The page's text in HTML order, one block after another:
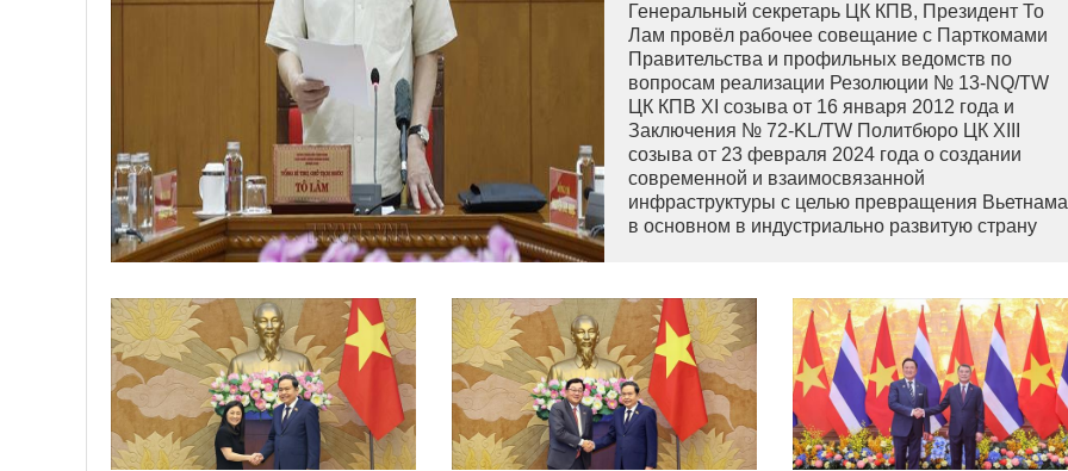
Генеральный секретарь ЦК КПВ, Президент То
Лам провёл рабочее совещание с Парткомами
Правительства и профильных ведомств по
вопросам реализации Резолюции № 13-NQ/TW
ЦК КПВ XI созыва от 16 января 2012 года и
Заключения № 72-KL/TW Политбюро ЦК XIII
созыва от 23 февраля 2024 года о создании
современной и взаимосвязанной
инфраструктуры с целью превращения Вьетнама
в основном в индустриально развитую страну